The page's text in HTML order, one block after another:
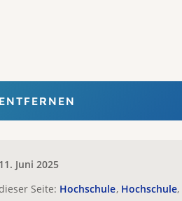
11. Juni 2025
Seite: Hochschule Hochschule